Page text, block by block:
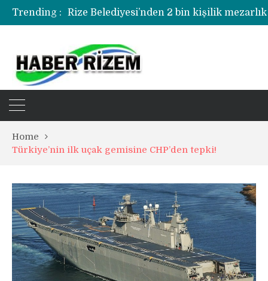
Trending :
Rize Belediyesi’nden 2 bin kişilik
Rize’de uyuşturucu operasyonunda 1
Home
Türkiye’nin ilk uçak gemisine CHP’den tepki!